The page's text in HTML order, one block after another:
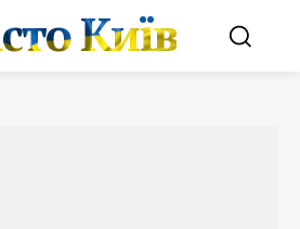
Київ